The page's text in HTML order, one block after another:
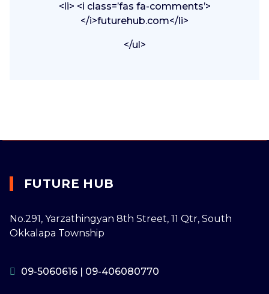
<li> <i class=’fas fa-comments’>
</i>futurehub.com</li>
</ul>
FUTURE HUB
No.291, Yarzathingyan 8th Street, 11 Qtr, South
Okkalapa Township
09-5060616 09-406080770